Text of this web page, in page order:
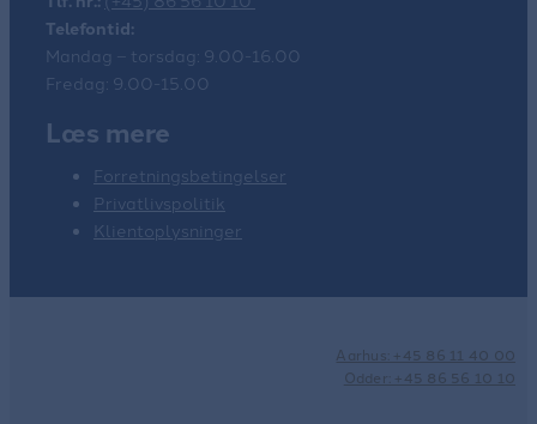
Telefontid:
Mandag – torsdag: 9.00-16.00
Fredag: 9.00-15.00
Læs mere
Forretningsbetingelser
Privatlivspolitik
Klientoplysninger
Aarhus: +45 86 11 40 00
Odder: +45 86 56 10 10